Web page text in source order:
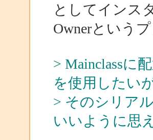
としてインス
Ownerという
> Mainclassに
を使用したい
> そのシリア
いいように思